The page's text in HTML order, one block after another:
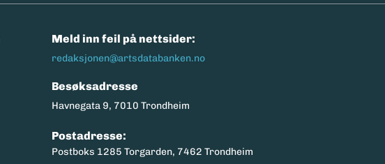
Meld inn feil på nettsider:
redaksjonen@artsdatabanken.no
Besøksadresse
Havnegata 9, 7010 Trondheim
Postadresse:
Postboks 1285 Torgarden, 7462 Trondheim